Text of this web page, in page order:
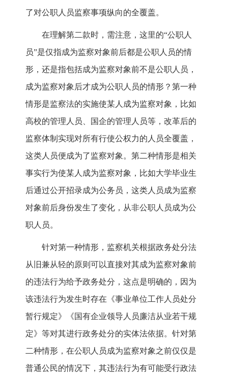
了对公职人员监察事项纵向的全覆盖。
在理解第二款时，需注意，这里的“公职人
员”是仅指成为监察对象前后都是公职人员的情
形，还是指包括成为监察对象前不是公职人员，
成为监察对象后才成为公职人员的情形？第一种
情形是监察法的实施使某人成为监察对象，比如
高校的管理人员、国企的管理人员等，改革后的
监察体制实现对所有行使公权力的人员全覆盖，
这类人员便成为了监察对象。第二种情形是相关
事实行为使某人成为监察对象，比如大学毕业生
后通过公开招录成为公务员，这类人员成为监察
对象前后身份发生了变化，从非公职人员成为公
职人员。
针对第一种情形，监察机关根据政务处分法
从旧兼从轻的原则可以直接对其成为监察对象前
的违法行为给予政务处分，这点是明确的，因为
该违法行为发生时存在《事业单位工作人员处分
暂行规定》《国有企业领导人员廉洁从业若干规
定》等对其进行政务处分的实体法依据。针对第
二种情形，在公职人员成为监察对象之前仅仅是
普通公民的情况下，其违法行为有可能受行政法